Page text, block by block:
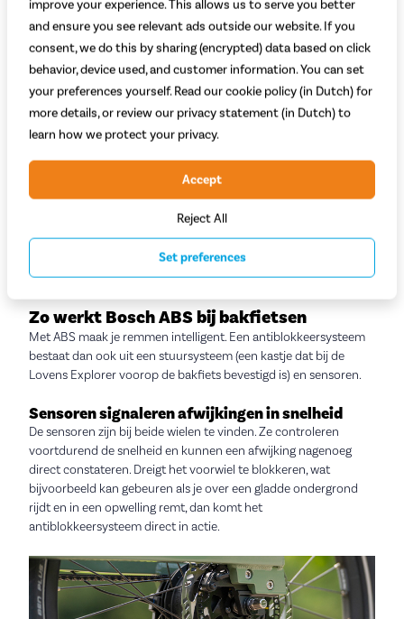
moment, is sinds kort ook verkrijgbaar in een uitvoering met
ABS. Met een antiblokkeersysteem verklein je de kans op slip-
en valpartijen aanzienlijk. De Lovens Explorer was al een van de
veiligste bakfietsen. Met de toevoeging van de ABS-technologie
wordt daar nog een schepje bovenop gedaan. AlleLovens
Explorer bakfietsenmet het smart systeem van Bosch zijn nu
ook verkrijgbaar in een uitvoering met ABS.
Zo werkt Bosch ABS bij bakfietsen
Met ABS maak je remmen intelligent. Een antiblokkeersysteem
bestaat dan ook uit een stuursysteem (een kastje dat bij de
Lovens Explorer voorop de bakfiets bevestigd is) en sensoren.
Sensoren signaleren afwijkingen in snelheid
De sensoren zijn bij beide wielen te vinden. Ze controleren
voortdurend de snelheid en kunnen een afwijking nagenoeg
direct constateren. Dreigt het voorwiel te blokkeren, wat
bijvoorbeeld kan gebeuren als je over een gladde ondergrond
rijdt en in een opwelling remt, dan komt het
antiblokkeersysteem direct in actie.
improve your experience. This allows us to serve you better
and ensure you see relevant ads outside our website. If you
consent, we do this by sharing (encrypted) data based on click
behavior, device used, and customer information. You can set
your preferences yourself. Read our cookie policy (in Dutch) for
more details, or review our privacy statement (in Dutch) to
learn how we protect your privacy.
Reject All
Accept
Set preferences